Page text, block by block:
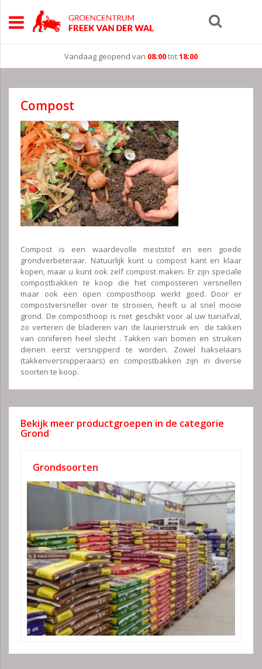
Vandaag geopend van 08:00tot18:00
Compost
Compost is een waardevolle meststof en een goede
grondverbeteraar. Natuurlijk kunt u compost kant en klaar
kopen, maar u kunt ook zelf compost maken. Er zijn speciale
compostbakken te koop die het composteren versnellen
maar ook een open composthoop werkt goed. Door er
compostversneller over te strooien, heeft u al snel mooie
grond. De composthoop is niet geschikt voor al uw tuinafval,
zo verteren de bladeren van de laurierstruik en de takken
van coniferen heel slecht . Takken van bomen en struiken
dienen eerst versnipperd te worden. Zowel hakselaars
(takkenversnipperaars) en compostbakken zijn in diverse
soorten te koop.
Bekijk meer productgroepen in de categorie
Grond
Grondsoorten